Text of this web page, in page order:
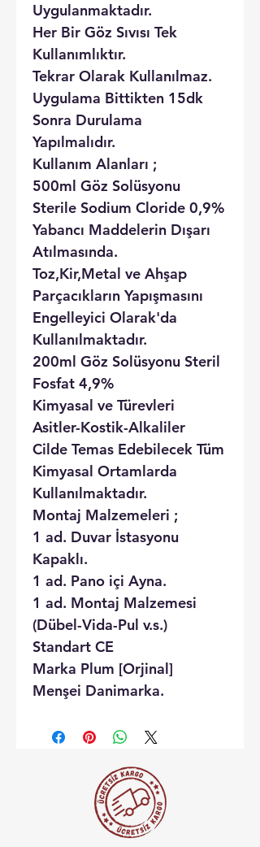
Uygulanmaktadır.
Her Bir Göz Sıvısı Tek
Kullanımlıktır.
Tekrar Olarak Kullanılmaz.
Uygulama Bittikten 15dk
Sonra Durulama
Yapılmalıdır.
Kullanım Alanları ;
500ml Göz Solüsyonu
Sterile Sodium Cloride 0,9%
Yabancı Maddelerin Dışarı
Atılmasında.
Toz,Kir,Metal ve Ahşap
Parçacıkların Yapışmasını
Engelleyici Olarak'da
Kullanılmaktadır.
200ml Göz Solüsyonu Steril
Fosfat 4,9%
Kimyasal ve Türevleri
Asitler-Kostik-Alkaliler
Cilde Temas Edebilecek Tüm
Kimyasal Ortamlarda
Kullanılmaktadır.
Montaj Malzemeleri ;
1 ad. Duvar İstasyonu
Kapaklı.
1 ad. Pano içi Ayna.
1 ad. Montaj Malzemesi
(Dübel-Vida-Pul v.s.)
Standart CE
Marka Plum [Orjinal]
Menşei Danimarka.